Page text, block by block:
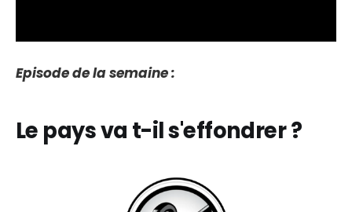
Episode de la semaine :
Le pays va t-il s'effondrer ?